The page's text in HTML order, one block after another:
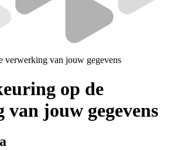
verwerking van jouw gegevens
op de
jouw gegevens